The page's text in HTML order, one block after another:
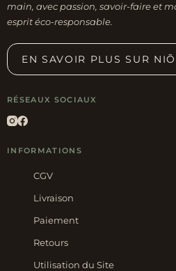
main, avec passion, savoir-faire et
esprit éco-responsable.
EN SAVOIR PLUS SUR NIÕ
RÉSEAUX SOCIAUX
INFORMATIONS
CGV
Livraison
Paiement
Retours
Utilisation du Site